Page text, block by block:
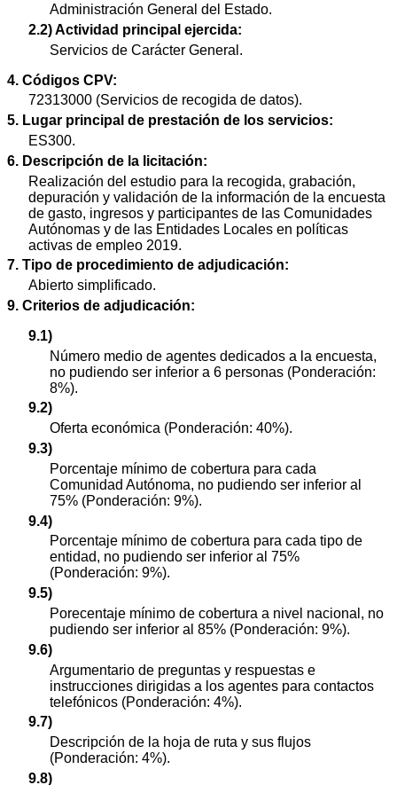
Administración General del Estado.
2.2) Actividad principal ejercida:
Servicios de Carácter General.
4. Códigos CPV:
72313000 (Servicios de recogida de datos).
5. Lugar principal de prestación de los servicios:
ES300.
6. Descripción de la licitación:
Realización del estudio para la recogida, grabación,
depuración y validación de la información de la encuesta
de gasto, ingresos y participantes de las Comunidades
Autónomas y de las Entidades Locales en políticas
activas de empleo 2019.
7. Tipo de procedimiento de adjudicación:
Abierto simplificado.
9. Criterios de adjudicación:
9.1)
Número medio de agentes dedicados a la encuesta,
no pudiendo ser inferior a 6 personas (Ponderación:
8%).
9.2)
Oferta económica (Ponderación: 40%).
9.3)
Porcentaje mínimo de cobertura para cada
Comunidad Autónoma, no pudiendo ser inferior al
75% (Ponderación: 9%).
9.4)
Porcentaje mínimo de cobertura para cada tipo de
entidad, no pudiendo ser inferior al 75%
(Ponderación: 9%).
9.5)
Porecentaje mínimo de cobertura a nivel nacional, no
pudiendo ser inferior al 85% (Ponderación: 9%).
9.6)
Argumentario de preguntas y respuestas e
instrucciones dirigidas a los agentes para contactos
telefónicos (Ponderación: 4%).
9.7)
Descripción de la hoja de ruta y sus flujos
(Ponderación: 4%).
9.8)